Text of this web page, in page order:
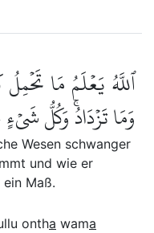
ٱللَّهُ يَعۡلَمُ مَا
وَمَا تَزۡدَادُۚ وَكُلُّ
Wesen schwanger
und wie er
Maß.
ontha wama